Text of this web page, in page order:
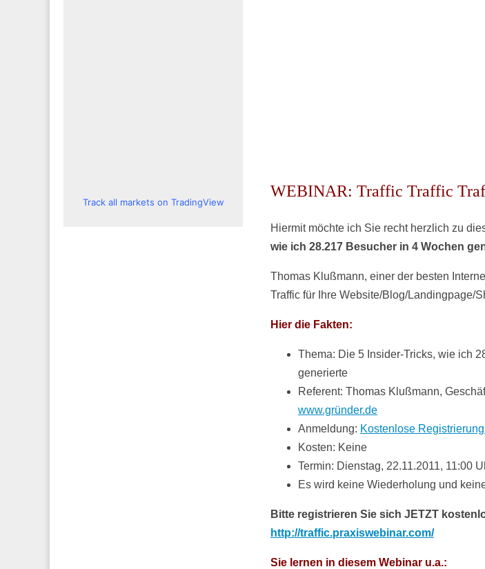
WEBINAR: Traffic Traffic
Hiermit möchte ich Sie recht herzlich zu
wie ich 28.217 Besucher in 4 Wochen
Thomas Klußmann, einer der besten
Traffic für Ihre Website/Blog/Landingpage/
Hier die Fakten:
Thema: Die 5 Insider-Tricks, wie ich
generierte
Referent: Thomas Klußmann,
www.gründer.de
Anmeldung: Kostenlose
Kosten: Keine
Termin: Dienstag, 22.11.2011, 11:00
Es wird keine Wiederholung und
Bitte registrieren Sie sich JETZT
http://traffic.praxiswebinar.com/
Sie lernen in diesem Webinar u.a.:
Track all markets on TradingView